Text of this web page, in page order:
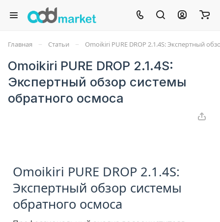
Главная – Статьи – Omoikiri PURE DROP 2.1.4S: Экспертный
Omoikiri PURE DROP 2.1.4S:
Экспертный обзор системы
обратного осмоса
Omoikiri PURE DROP 2.1.4S:
Экспертный обзор системы
обратного осмоса